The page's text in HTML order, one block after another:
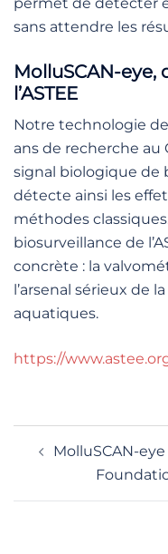
sans attendre les
MolluSCAN-
l’ASTEE
Notre technologie
ans de recherche au
signal biologique de
détecte ainsi les
méthodes
biosurveillance de
concrète : la
l’arsenal sérieux de
aquatiques.
https://
d’article
MolluSCAN-